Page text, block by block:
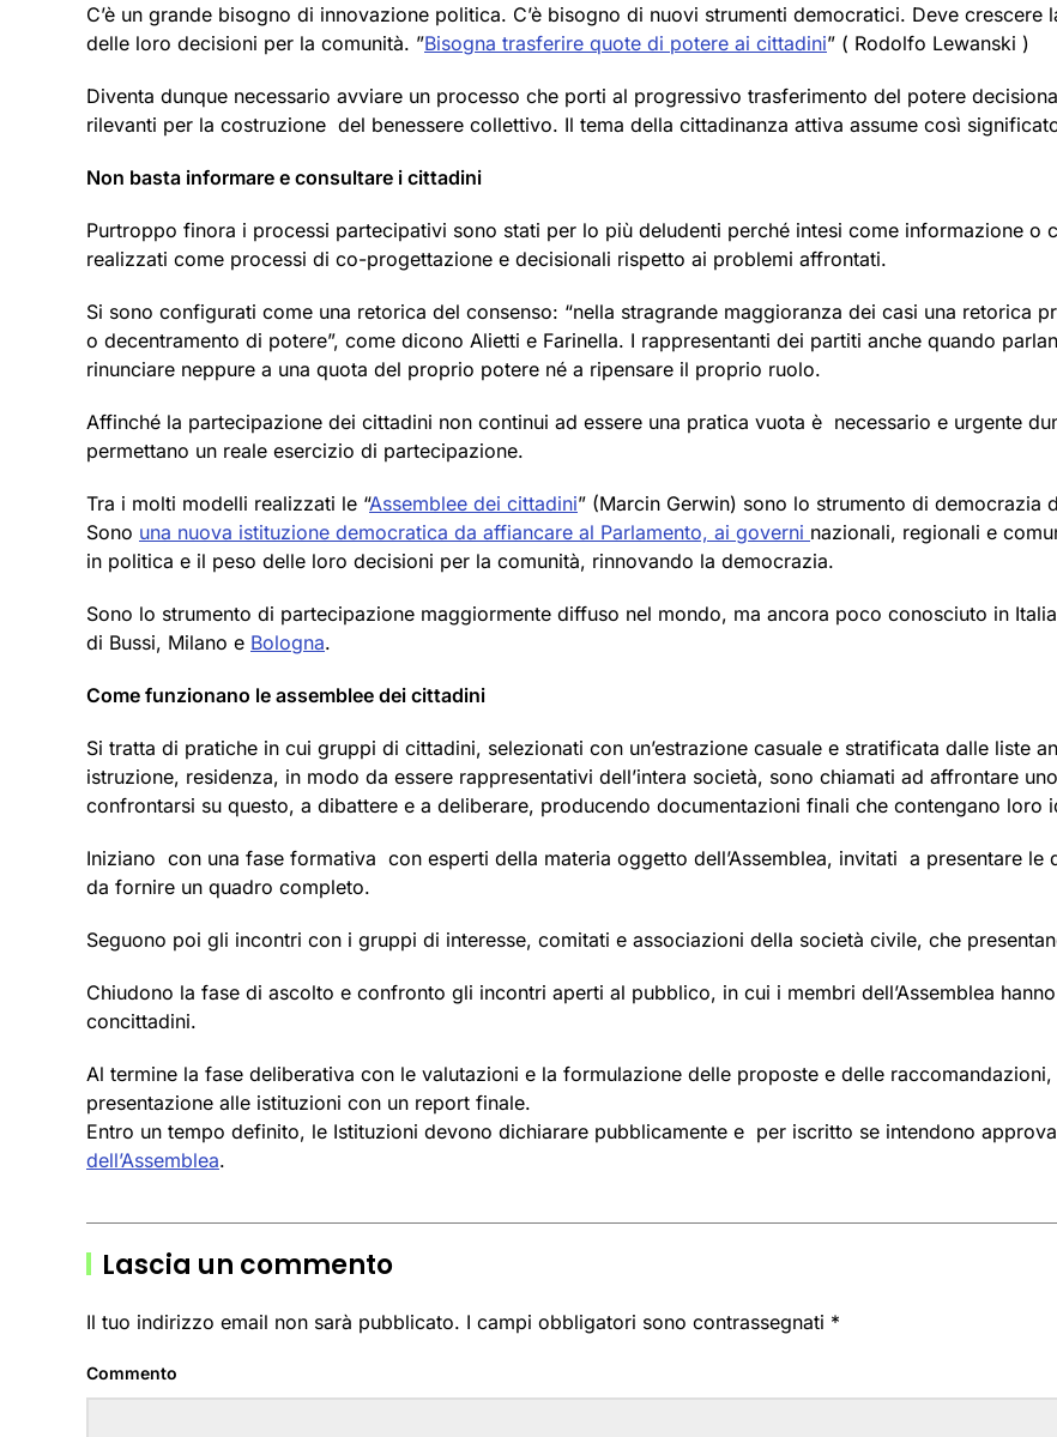
C’è un grande bisogno di innovazione politica. C’è bisogno di nuovi strumenti democratici. Deve
delle loro decisioni per la comunità. ”Bisogna trasferire quote di potere ai cittadini” ( Rodolfo Lewanski )
Diventa dunque necessario avviare un processo che porti al progressivo trasferimento del potere
rilevanti per la costruzione del benessere collettivo. Il tema della cittadinanza attiva assume così
Non basta informare e consultare i cittadini
Purtroppo finora i processi partecipativi sono stati per lo più deludenti perché intesi come informazione o
realizzati come processi di co-progettazione e decisionali rispetto ai problemi affrontati.
Si sono configurati come una retorica del consenso: “nella stragrande maggioranza dei casi una retorica
o decentramento di potere”, come dicono Alietti e Farinella. I rappresentanti dei partiti anche quando
rinunciare neppure a una quota del proprio potere né a ripensare il proprio ruolo.
Affinché la partecipazione dei cittadini non continui ad essere una pratica vuota è necessario e urgente
permettano un reale esercizio di partecipazione.
Tra i molti modelli realizzati le “Assemblee dei cittadini” (Marcin Gerwin) sono lo strumento di democrazia
Sono una nuova istituzione democratica da affiancare al Parlamento, ai governi nazionali, regionali e
in politica e il peso delle loro decisioni per la comunità, rinnovando la democrazia.
Sono lo strumento di partecipazione maggiormente diffuso nel mondo, ma ancora poco conosciuto in
di Bussi, Milano e Bologna.
Come funzionano le assemblee dei cittadini
Si tratta di pratiche in cui gruppi di cittadini, selezionati con un’estrazione casuale e stratificata dalle liste
istruzione, residenza, in modo da essere rappresentativi dell’intera società, sono chiamati ad affrontare
confrontarsi su questo, a dibattere e a deliberare, producendo documentazioni finali che contengano
Iniziano con una fase formativa con esperti della materia oggetto dell’Assemblea, invitati a presentare
da fornire un quadro completo.
Seguono poi gli incontri con i gruppi di interesse, comitati e associazioni della società civile, che
Chiudono la fase di ascolto e confronto gli incontri aperti al pubblico, in cui i membri dell’Assemblea
concittadini.
Al termine la fase deliberativa con le valutazioni e la formulazione delle proposte e delle
presentazione alle istituzioni con un report finale.
Entro un tempo definito, le Istituzioni devono dichiarare pubblicamente e per iscritto se intendono
dell’Assemblea.
Lascia un commento
Il tuo indirizzo email non sarà pubblicato. I campi obbligatori sono contrassegnati *
Commento